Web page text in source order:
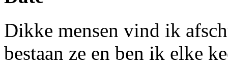
Dikke mensen vind ik
bestaan ze en ben ik elke